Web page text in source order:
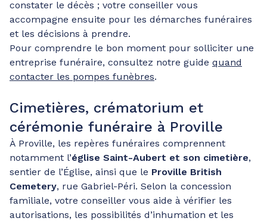
constater le décès ; votre conseiller vous
accompagne ensuite pour les démarches funéraires
et les décisions à prendre.
Pour comprendre le bon moment pour solliciter une
entreprise funéraire, consultez notre guide quand
contacter les pompes funèbres.
Cimetières, crématorium et
cérémonie funéraire à Proville
À Proville, les repères funéraires comprennent
notamment l’église Saint-Aubert et son cimetière,
sentier de l’Église, ainsi que le Proville British
Cemetery, rue Gabriel-Péri. Selon la concession
familiale, votre conseiller vous aide à vérifier les
autorisations, les possibilités d’inhumation et les